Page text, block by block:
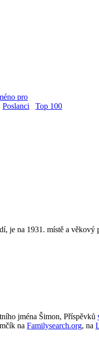
pro
Poslanci
Top 100
je na 1931. místě a věkový
jména Šimon, Příspěvků
na Familysearch.org, na